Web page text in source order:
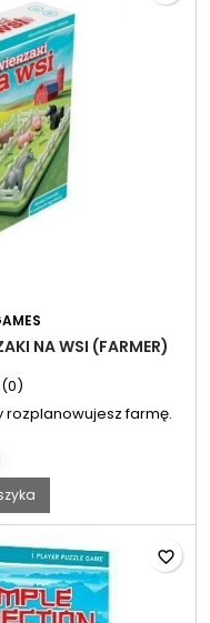
NA WSI (FARMER)
(0)
rozplanowujesz farmę.
favorite_border